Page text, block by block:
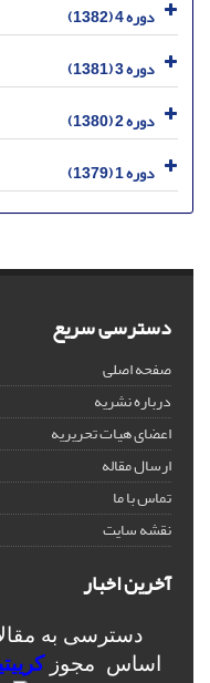
دوره 4 (1382)
دوره 3 (1381)
دوره 2 (1380)
دوره 1 (1379)
دسترسی سریع
صفحه اصلی
درباره نشریه
اعضای هیات تحریریه
ارسال مقاله
تماس با ما
نقشه سایت
آخرین اخبار
دسترسی به
اساس مجوز